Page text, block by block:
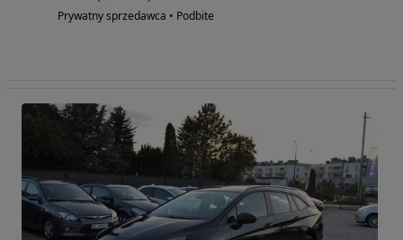
Prywatny sprzedawca • Podbite